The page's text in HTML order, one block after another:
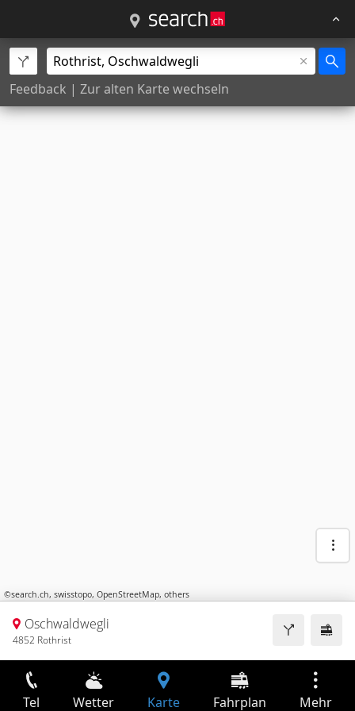
Feedback | Zur alten Karte wechseln
©search.ch, swisstopo, OpenStreetMap, others
Oschwaldwegli
4852 Rothrist
Tel Wetter Karte Fahrplan Mehr